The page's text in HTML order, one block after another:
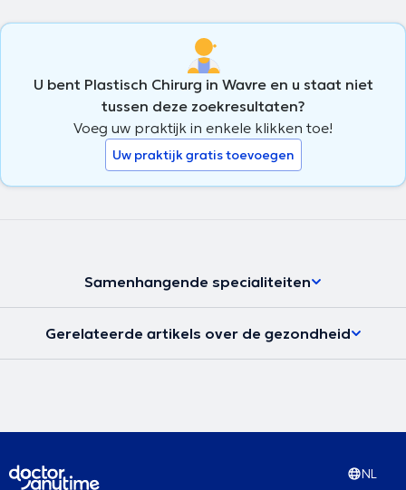
U bent Plastisch Chirurg in Wavre en u staat niet
tussen deze zoekresultaten?
Voeg uw praktijk in enkele klikken toe!
Uw praktijk gratis toevoegen
Samenhangende specialiteiten
Gerelateerde artikels over de gezondheid
NL